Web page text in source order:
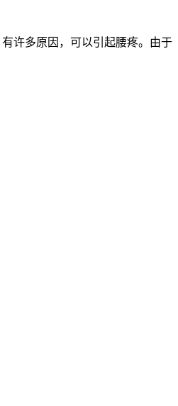
许多原因，可以引起腰疼。由于